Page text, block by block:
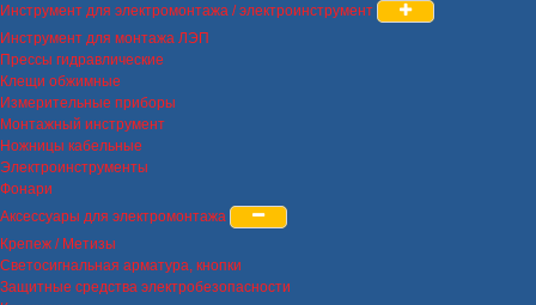
Инструмент для электромонтажа / электроинструмент
Инструмент для монтажа ЛЭП
Прессы гидравлические
Клещи обжимные
Измерительные приборы
Монтажный инструмент
Ножницы кабельные
Электроинструменты
Фонари
Аксессуары для электромонтажа
Крепеж / Метизы
Светосигнальная арматура, кнопки
Защитные средства электробезопасности